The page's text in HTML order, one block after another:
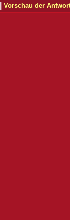
Vorschau der